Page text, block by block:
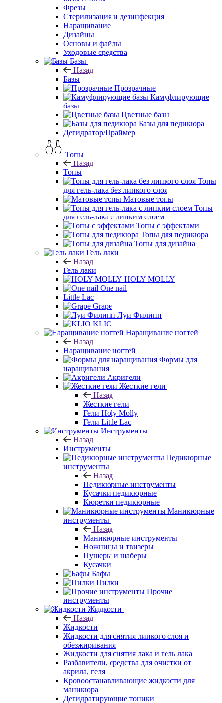
Фрезы
Стерилизация и дезинфекция
Наращивание
Дизайны
Основы и файлы
Уходовые средства
Базы
Назад
Базы
Прозрачные
Камуфлирующие
базы
Цветные базы
Базы для педикюра
Дегидратор/Праймер
Топы
Назад
Топы
Топы
для гель-лака без липкого слоя
Матовые топы
Топы
для гель-лака с липким слоем
Топы с эффектами
Топы для педикюра
Топы для дизайна
Гель лаки
Назад
Гель лаки
HOLY MOLLY
One nail
Little Lac
Grape
Луи Филипп
KLIO
Наращивание ногтей
Назад
Наращивание ногтей
Формы для
наращивания
Акригели
Жесткие гели
Назад
Жесткие гели
Гели Holy Molly
Гели Little Lac
Инструменты
Назад
Инструменты
Педикюрные
инструменты
Назад
Педикюрные инструменты
Кусачки педикюрные
Кюретки педикюрные
Маникюрные
инструменты
Назад
Маникюрные инструменты
Ножницы и твизеры
Пушеры и шаберы
Кусачки
Бафы
Пилки
Прочие
инструменты
Жидкости
Назад
Жидкости
Жидкости для снятия липкого слоя и
обезжиривания
Жидкости для снятия лака и гель лака
Разбавители, средства для очистки от
акрила, геля
Кровоостанавливающие жидкости для
маникюра
Дегидратирующие тоники